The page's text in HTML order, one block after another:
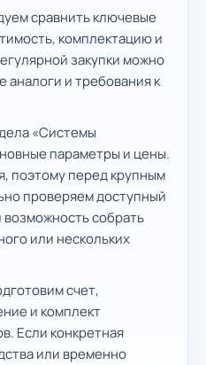
сравнить ключевые
комплектацию и
закупки можно
аналоги и требования к
«Системы
параметры и цены.
поэтому перед крупным
проверяем доступный
возможность собрать
или нескольких
счет,
и комплект
Если конкретная
или временно